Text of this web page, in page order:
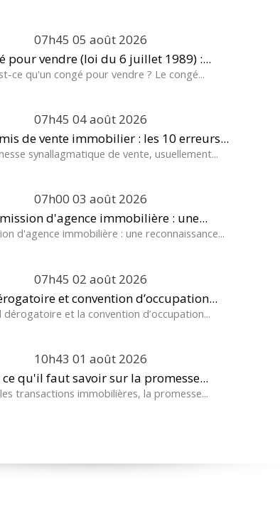
07h45 05 août 2026
pour vendre (loi du 6 juillet 1989) :...
ce qu'un congé pour vendre ? Le congé...
07h45 04août 2026
de vente immobilier : les 10 erreurs...
synallagmatique de vente, usuellement...
07h00 03 août 2026
d'agence immobilière : une...
d'agence immobilière : une reconnaissance...
07h45 02 août 2026
et convention d’occupation...
dérogatoire et la convention d’occupation...
10h43 01 août 2026
qu'il faut savoir sur la promesse...
transactions immobilières, la promesse...